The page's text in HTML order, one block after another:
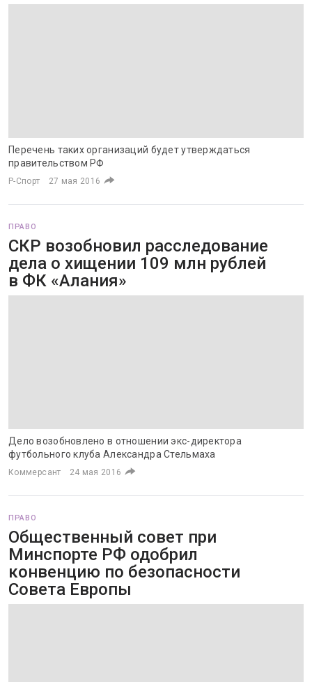
Перечень таких организаций будет утверждаться
правительством РФ
Р-Спорт 27 мая 2016
ПРАВО
СКР возобновил расследование
дела о хищении 109 млн рублей
в ФК «Алания»
Дело возобновлено в отношении экс-директора
футбольного клуба Александра Стельмаха
Коммерсант 24 мая 2016
ПРАВО
Общественный совет при
Минспорте РФ одобрил
конвенцию по безопасности
Совета Европы